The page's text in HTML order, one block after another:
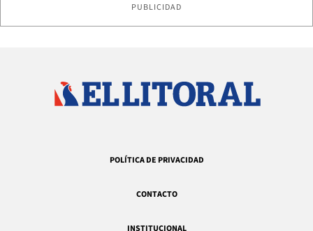
PUBLICIDAD
POLÍTICA DE PRIVACIDAD
CONTACTO